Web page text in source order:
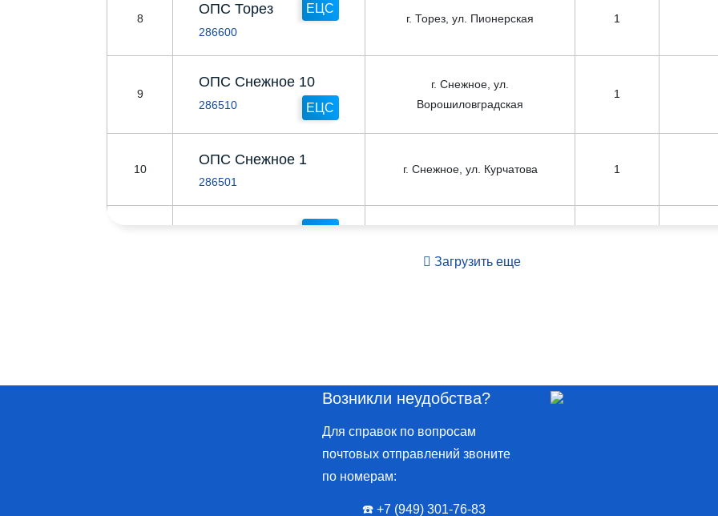
8
ОПС Торез ЕЦС
286600
г. Торез, ул. Пионерская 1
9
ОПС Снежное 10
ЕЦС
286510
г. Снежное, ул.
Ворошиловградская
1
10
ОПС Снежное 1
286501
г. Снежное, ул. Курчатова 1
13 пос. Садовое, ул. Зеленая 1
Загрузить еще
Возникли неудобства?
Для справок по вопросам
почтовых отправлений звоните
по номерам:
☎️ +7 (949) 301-76-83